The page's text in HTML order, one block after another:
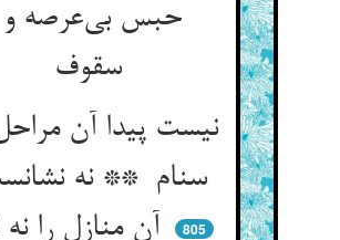
حبس بی‌عرصه و
سقوف
نیست پیدا آن
سنام ** نه
805